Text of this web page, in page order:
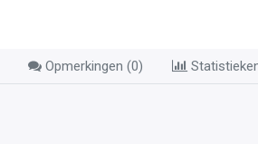
Opmerkingen (0)